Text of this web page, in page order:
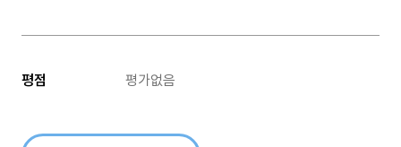
평점 평가없음